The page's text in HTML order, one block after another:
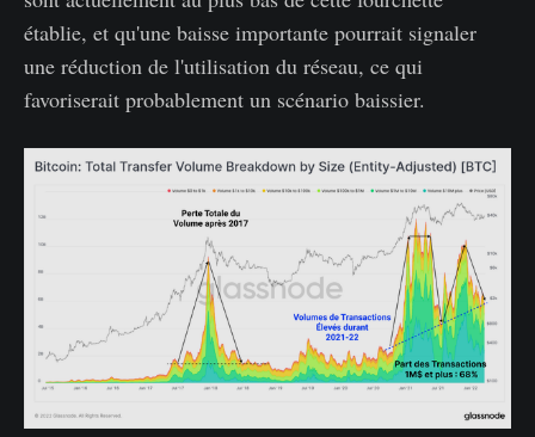
établie, et qu'une baisse importante pourrait signaler
une réduction de l'utilisation du réseau, ce qui
favoriserait probablement un scénario baissier.